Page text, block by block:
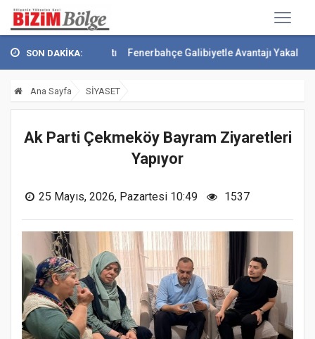
SON DAKİKA:
Attı Fenerbahçe Galibiyetle Avantajı Yakaladı
Ana Sayfa SİYASET
Ak Parti Çekmeköy Bayram Ziyaretleri
Yapıyor
25 Mayıs, 2026, Pazartesi 10:49 1537